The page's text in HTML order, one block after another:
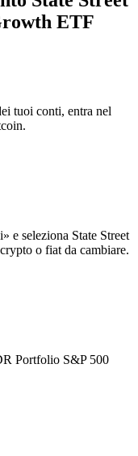
ETF
tuoi conti, entra nel
e seleziona State Street
o fiat da cambiare.
Portfolio S&P 500